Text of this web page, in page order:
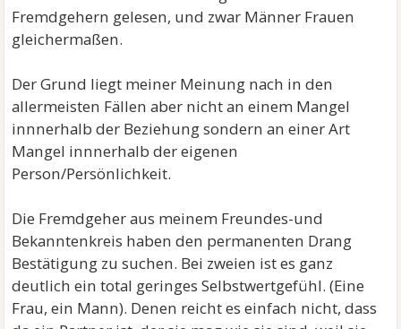
Wer nicht redet, dem kann auch nicht geholfen
werden!
Fremdgehern gelesen, und zwar Männer Frauen
gleichermaßen.
Der Grund liegt meiner Meinung nach in den
allermeisten Fällen aber nicht an einem Mangel
innnerhalb der Beziehung sondern an einer Art
Mangel innnerhalb der eigenen
Person/Persönlichkeit.
Die Fremdgeher aus meinem Freundes-und
Bekanntenkreis haben den permanenten Drang
Bestätigung zu suchen. Bei zweien ist es ganz
deutlich ein total geringes Selbstwertgefühl. (Eine
Frau, ein Mann). Denen reicht es einfach nicht, dass